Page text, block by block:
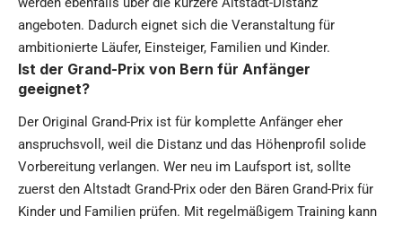
angeboten. Dadurch eignet sich die Veranstaltung für
ambitionierte Läufer, Einsteiger, Familien und Kinder.
Ist der Grand-Prix von Bern für Anfänger
geeignet?
Der Original Grand-Prix ist für komplette Anfänger eher
anspruchsvoll, weil die Distanz und das Höhenprofil solide
Vorbereitung verlangen. Wer neu im Laufsport ist, sollte
zuerst den Altstadt Grand-Prix oder den Bären Grand-Prix für
Kinder und Familien prüfen. Mit regelmäßigem Training kann